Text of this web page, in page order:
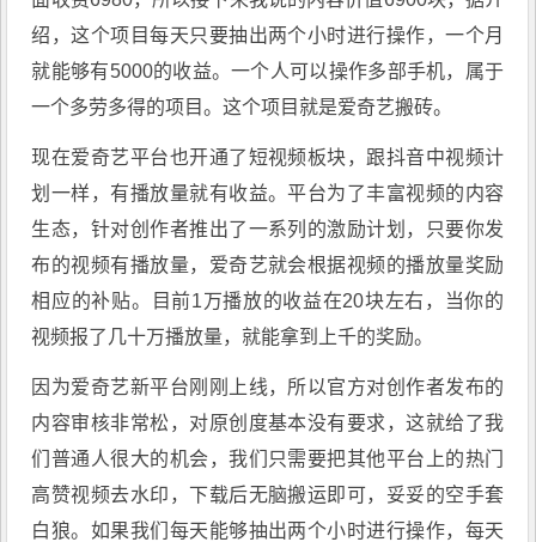
绍，这个项目每天只要抽出两个小时进行操作，一个月
就能够有5000的收益。一个人可以操作多部手机，属于
一个多劳多得的项目。这个项目就是爱奇艺搬砖。
现在爱奇艺平台也开通了短视频板块，跟抖音中视频计
划一样，有播放量就有收益。平台为了丰富视频的内容
生态，针对创作者推出了一系列的激励计划，只要你发
布的视频有播放量，爱奇艺就会根据视频的播放量奖励
相应的补贴。目前1万播放的收益在20块左右，当你的
视频报了几十万播放量，就能拿到上千的奖励。
因为爱奇艺新平台刚刚上线，所以官方对创作者发布的
内容审核非常松，对原创度基本没有要求，这就给了我
们普通人很大的机会，我们只需要把其他平台上的热门
高赞视频去水印，下载后无脑搬运即可，妥妥的空手套
白狼。如果我们每天能够抽出两个小时进行操作，每天